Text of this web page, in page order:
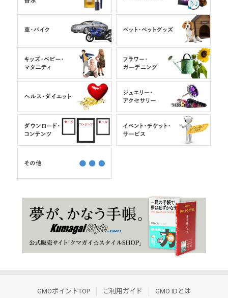
GMOポイントTOP ご利用ガイド
GMO IDとは